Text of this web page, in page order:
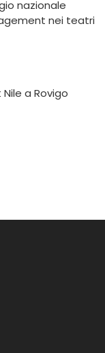
nazionale
nei teatri
a Rovigo